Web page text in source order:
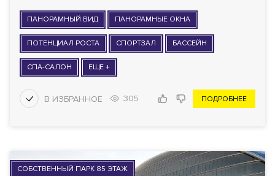
ПАНОРАМНЫЙ ВИД ПАНОРАМНЫЕ ОКНА
ПОТЕНЦИАЛ РОСТА СПОРТЗАЛ БАССЕЙН
СПА-САЛОН ЕЩЕ +
305 ПОДРОБНЕЕ
СОБСТВЕННЫЙ ПАРК 85 ЭТАЖ